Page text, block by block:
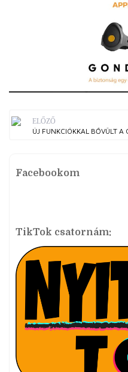
ELŐZŐ
ÚJ FUNKCIÓKKAL BŐVÜLT
Facebookom
TikTok csatornám: